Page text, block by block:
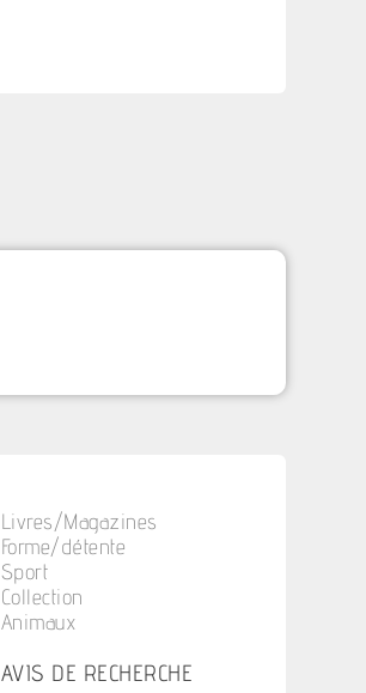
Livres/Magazines
Forme/détente
Sport
Collection
Animaux
AVIS DE RECHERCHE